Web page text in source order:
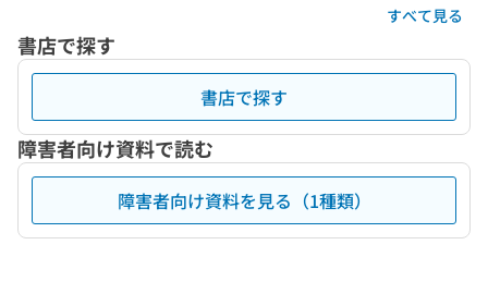
すべて見る
書店で探す
書店で探す
障害者向け資料で読む
障害者向け資料を見る（1種類）